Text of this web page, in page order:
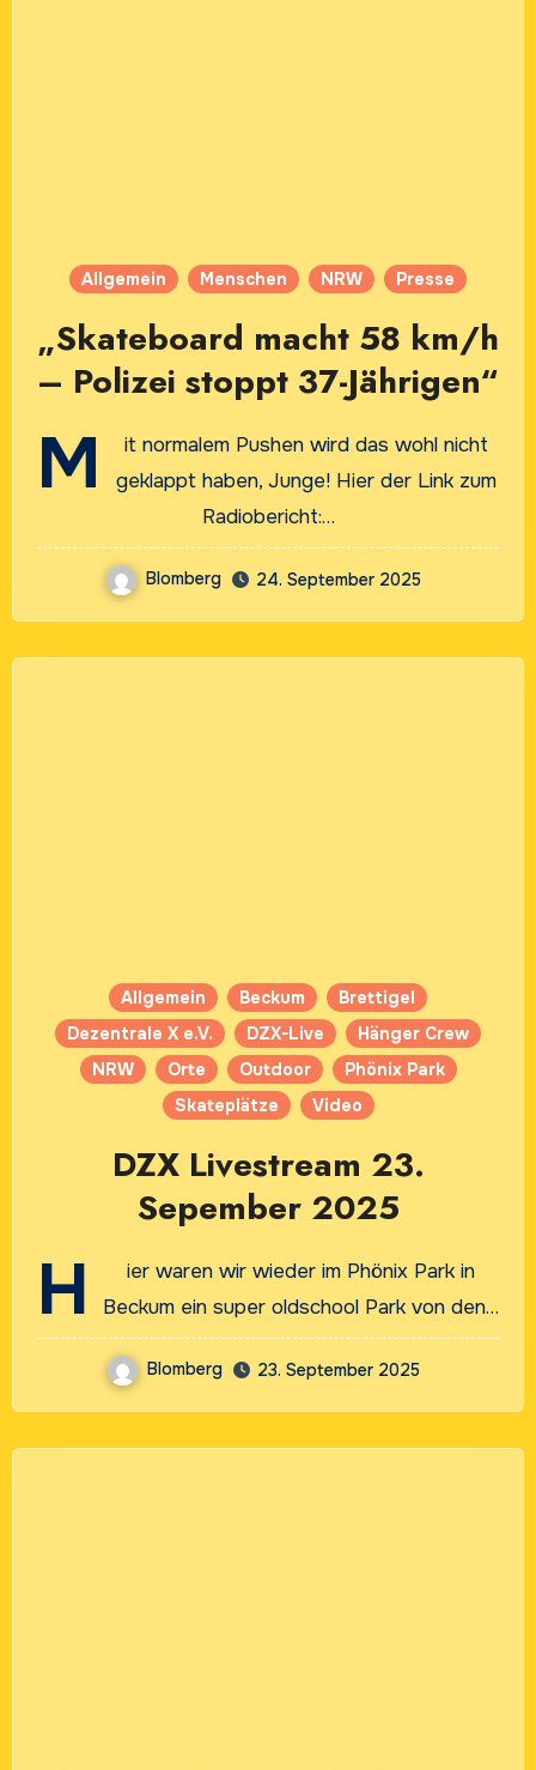
Allgemein Menschen NRW Presse
„Skateboard macht 58 km/h
– Polizei stoppt 37-Jährigen“
M
it normalem Pushen wird das wohl nicht
geklappt haben, Junge! Hier der Link zum
Radiobericht:…
Blomberg 24. September 2025
Allgemein Beckum
Brettigel
Dezentrale X e.V.
DZX-Live
Hänger Crew
NRW
Orte Outdoor
Phönix Park
Skateplätze
Video
DZX Livestream 23.
Sepember 2025
H
ier waren wir wieder im Phönix Park in
Beckum ein super oldschool Park von den…
Blomberg 23. September 2025